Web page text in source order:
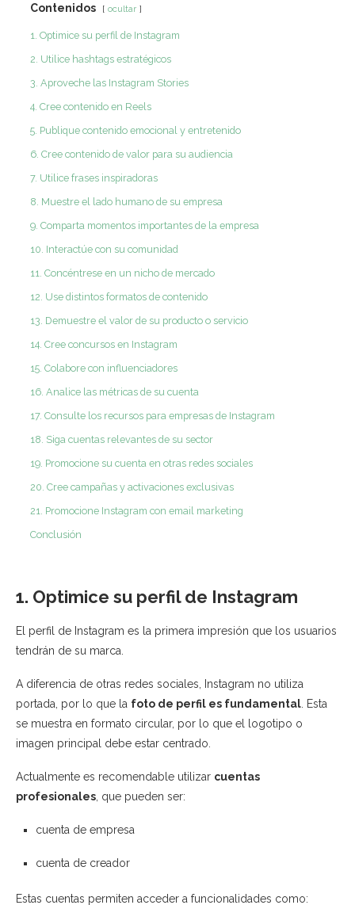
Contenidos ocultar
1. Optimice su perfil de Instagram
2. Utilice hashtags estratégicos
3. Aproveche las Instagram Stories
4. Cree contenido en Reels
5. Publique contenido emocional y entretenido
6. Cree contenido de valor para su audiencia
7. Utilice frases inspiradoras
8. Muestre el lado humano de su empresa
9. Comparta momentos importantes de la empresa
10. Interactúe con su comunidad
11. Concéntrese en un nicho de mercado
12. Use distintos formatos de contenido
13. Demuestre el valor de su producto o servicio
14. Cree concursos en Instagram
15. Colabore con influenciadores
16. Analice las métricas de su cuenta
17. Consulte los recursos para empresas de Instagram
18. Siga cuentas relevantes de su sector
19. Promocione su cuenta en otras redes sociales
20. Cree campañas y activaciones exclusivas
21. Promocione Instagram con email marketing
Conclusión
1. Optimice su perfil de Instagram
El perfil de Instagram es la primera impresión que los usuarios
tendrán de su marca.
A diferencia de otras redes sociales, Instagram no utiliza
portada, por lo que la foto de perfil es fundamental . Esta
se muestra en formato circular, por lo que el logotipo o
imagen principal debe estar centrado.
Actualmente es recomendable utilizar cuentas
profesionales , que pueden ser:
cuenta de empresa
cuenta de creador
Estas cuentas permiten acceder a funcionalidades como: